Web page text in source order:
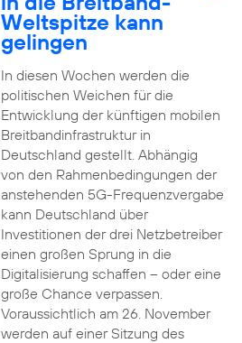
Weltspitze kann
gelingen
In diesen Wochen werden die
politischen Weichen für die
Entwicklung der künftigen mobilen
Breitbandinfrastruktur in
Deutschland gestellt. Abhängig
von den Rahmenbedingungen der
anstehenden 5G-Frequenzvergabe
kann Deutschland über
Investitionen der drei Netzbetreiber
einen großen Sprung in die
Digitalisierung schaffen – oder eine
große Chance verpassen.
Voraussichtlich am 26. November
werden auf einer Sitzung des